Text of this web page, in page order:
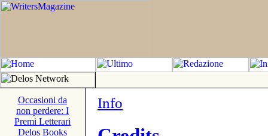
Occasioni da
non perdere: I
Premi Letterari
Delos Books
Info